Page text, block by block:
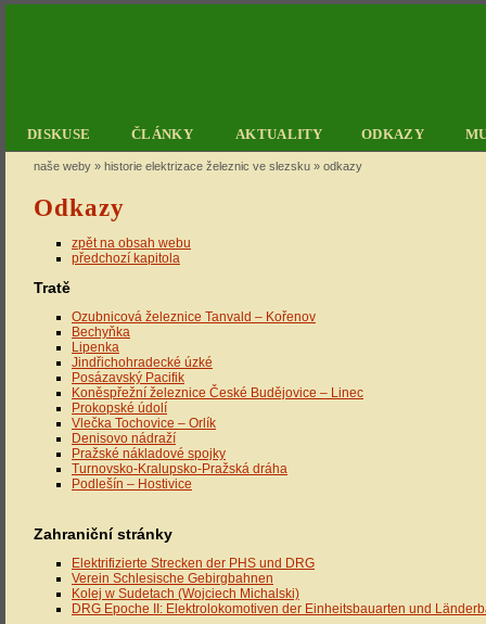
DISKUSE ČLÁNKY AKTUALITY ODKAZY
naše weby » historie elektrizace železnic ve slezsku » odkazy
Odkazy
zpět na obsah webu
předchozí kapitola
Tratě
Ozubnicová železnice Tanvald – Kořenov
Bechyňka
Lipenka
Jindřichohradecké úzké
Posázavský Pacifik
Koněspřežní železnice České Budějovice – Linec
Prokopské údolí
Vlečka Tochovice – Orlík
Denisovo nádraží
Pražské nákladové spojky
Turnovsko-Kralupsko-Pražská dráha
Podlešín – Hostivice
Zahraniční stránky
Elektrifizierte Strecken der PHS und DRG
Verein Schlesische Gebirgbahnen
Kolej w Sudetach (Wojciech Michalski)
DRG Epoche II: Elektrolokomotiven der Einheitsbauarten und